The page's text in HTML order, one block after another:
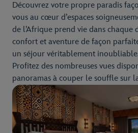
Découvrez votre propre paradis
vous au cœur d’espaces
de l’Afrique prend vie dans chaque
confort et aventure de façon
un séjour véritablement
Profitez des nombreuses vues
panoramas à couper le souffle sur
où vous pourrez observer des
directement depuis votre balcon